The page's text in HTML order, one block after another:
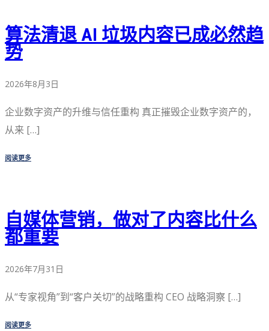
算法清退 AI 垃圾内容已成必然趋
势
2026年8月3日
企业数字资产的升维与信任重构 真正摧毁企业数字资产的，
从来 […]
阅读更多
自媒体营销，做对了内容比什么
都重要
2026年7月31日
从“专家视角”到“客户关切”的战略重构 CEO 战略洞察 […]
阅读更多